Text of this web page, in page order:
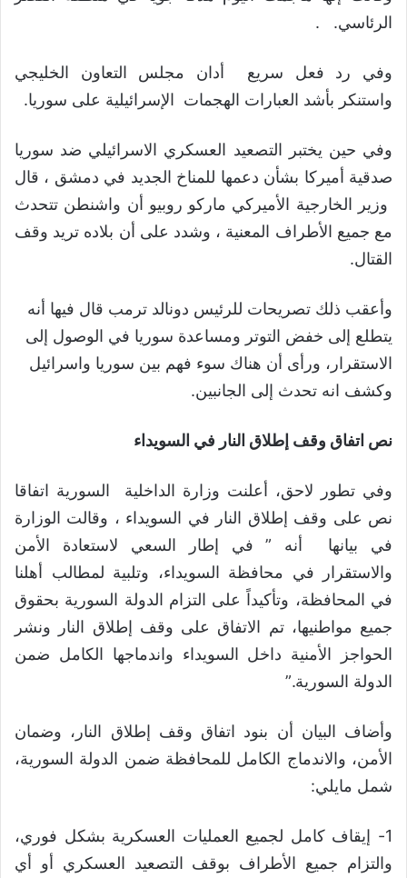
الرئاسي. .
وفي رد فعل سريع أدان مجلس التعاون الخليجي
واستنكر بأشد العبارات الهجمات الإسرائيلية على سوريا.
وفي حين يختبر التصعيد العسكري الاسرائيلي ضد سوريا
صدقية أميركا بشأن دعمها للمناخ الجديد في دمشق ، قال
وزير الخارجية الأميركي ماركو روبيو أن واشنطن تتحدث
مع جميع الأطراف المعنية ، وشدد على أن بلاده تريد وقف
القتال.
وأعقب ذلك تصريحات للرئيس دونالد ترمب قال فيها أنه
يتطلع إلى خفض التوتر ومساعدة سوريا في الوصول إلى
الاستقرار، ورأى أن هناك سوء فهم بين سوريا واسرائيل
وكشف انه تحدث إلى الجانبين.
نص اتفاق وقف إطلاق النار في السويداء
وفي تطور لاحق، أعلنت وزارة الداخلية السورية اتفاقا
نص على وقف إطلاق النار في السويداء ، وقالت الوزارة
في بيانها أنه ” في إطار السعي لاستعادة الأمن
والاستقرار في محافظة السويداء، وتلبية لمطالب أهلنا
في المحافظة، وتأكيداً على التزام الدولة السورية بحقوق
جميع مواطنيها، تم الاتفاق على وقف إطلاق النار ونشر
الحواجز الأمنية داخل السويداء واندماجها الكامل ضمن
الدولة السورية.”
وأضاف البيان أن بنود اتفاق وقف إطلاق النار، وضمان
الأمن، والاندماج الكامل للمحافظة ضمن الدولة السورية،
شمل مايلي:
1- إيقاف كامل لجميع العمليات العسكرية بشكل فوري،
والتزام جميع الأطراف بوقف التصعيد العسكري أو أي